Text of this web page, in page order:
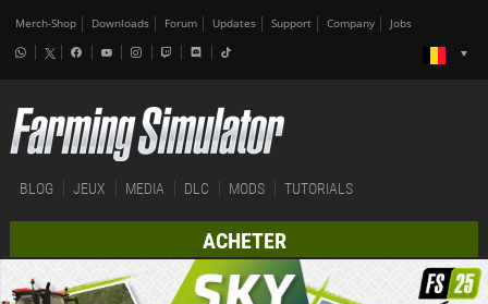
Merch-Shop Downloads Forum Updates Support Company Jobs
BLOG JEUX MEDIA DLC MODS TUTORIALS
ACHETER